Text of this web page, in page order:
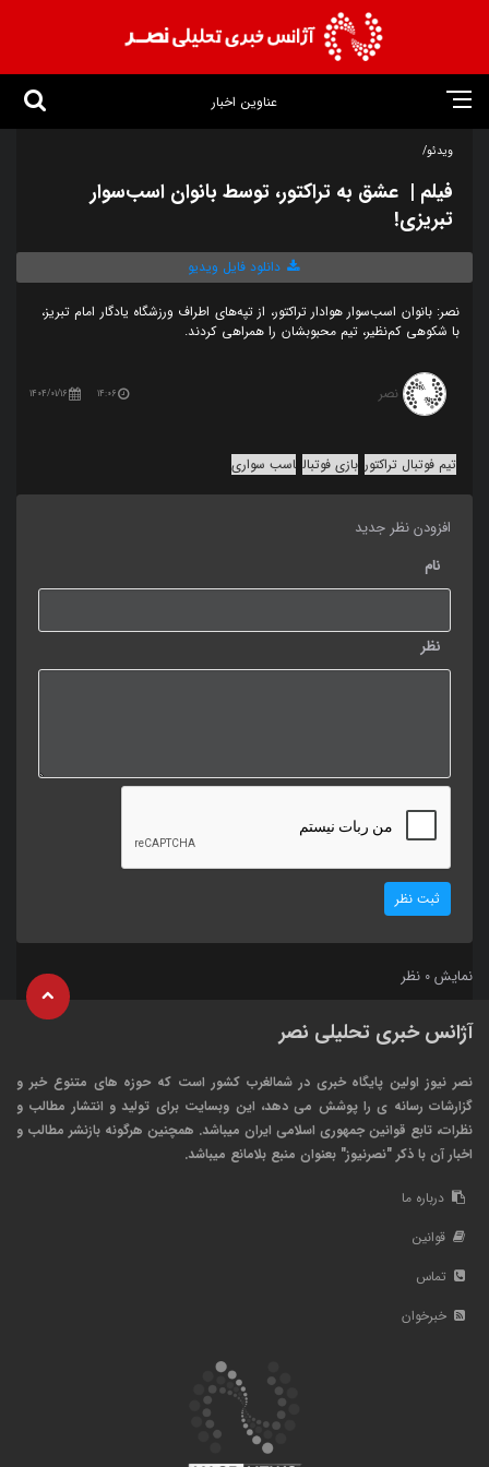
عناوین اخبار
ویدئو/
فیلم | عشق به تراکتور، توسط بانوان اسب‌سوار
تبریزی!
دانلود فایل ویدیو
نصر: بانوان اسب‌سوار هوادار تراکتور، از تپه‌های اطراف ورزشگاه یادگار امام تبریز،
با شکوهی کم‌نظیر، تیم محبوبشان را همراهی کردند.
نصر 14:06
1404/01/16
تیم فوتبال تراکتور بازی فوتبال اسب سواری
افزودن نظر جدید
نام
نظر
ثبت نظر
نمایش 0 نظر
آژانس خبری تحلیلی نصر
نصر نیوز اولین پایگاه خبری در شمالغرب کشور است که حوزه های متنوع خبر و
گزارشات رسانه ی را پوشش می دهد، این وبسایت برای تولید و انتشار مطالب و
نظرات، تابع قوانین جمهوری اسلامی ایران میباشد. همچنین هرگونه بازنشر مطالب و
اخبار آن با ذکر "نصرنیوز" بعنوان منبع بلامانع میباشد.
درباره ما
قوانین
تماس
خبرخوان